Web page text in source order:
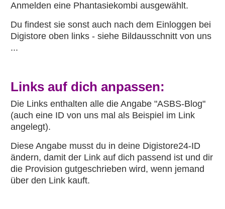
Anmelden eine Phantasiekombi ausgewählt.
Du findest sie sonst auch nach dem Einloggen bei
Digistore oben links - siehe Bildausschnitt von uns
...
Links auf dich anpassen:
Die Links enthalten alle die Angabe "ASBS-Blog"
(auch eine ID von uns mal als Beispiel im Link
angelegt).
Diese Angabe musst du in deine Digistore24-ID
ändern, damit der Link auf dich passend ist und dir
die Provision gutgeschrieben wird, wenn jemand
über den Link kauft.